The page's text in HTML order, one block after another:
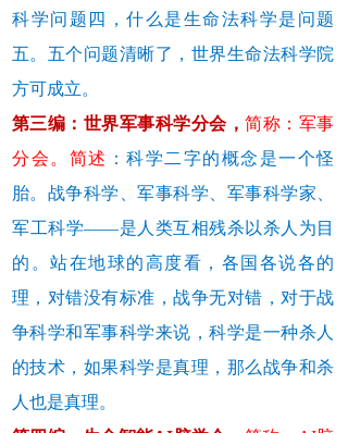
科学问题四，什么是生命法科学是问题
五。五个问题清晰了，世界生命法科学院
方可成立。
第三编：世界军事科学分会，简称：军事
分会。简述 ：科学二字的概念是一个怪
胎。战争科学、军事科学、军事科学家、
军工科学——是人类互相残杀以杀人为目
的。站在地球的高度看，各国各说各的
理，对错没有标准，战争无对错，对于战
争科学和军事科学来说，科学是一种杀人
的技术，如果科学是真理，那么战争和杀
人也是真理。